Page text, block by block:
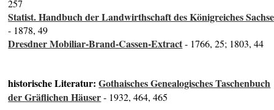
257
Statist. Handbuch der Landwirthschaft des Königreiches
- 1878, 49
Dresdner Mobiliar-Brand-Cassen-Extract- 1766, 25; 1803, 44
historische Literatur:Gothaisches Genealogisches Taschenbuch
der Gräflichen Häuser- 1932, 464, 465